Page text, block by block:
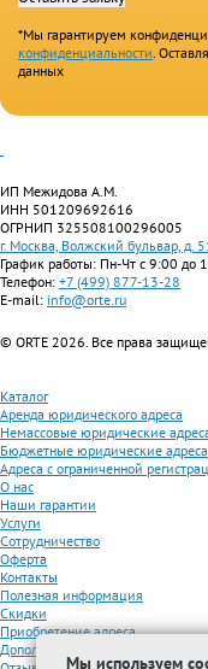
*Мы гарантируем
конфиденциальности.
данных
ИП Межидова А.М.
ИНН 501209692616
ОГРНИП 325508100296005
г. Москва, Волжский бульвар, д.
График работы: Пн-Чт с 9:00 до
Телефон: +7 (499) 877-13-28
E-mail: info@orte.ru
© ORTE 2026. Все права
Каталог
Аренда юридического адреса
Немассовые юридические
Бюджетные юридические адреса
Адреса с ограниченной
О нас
Наши гарантии
Услуги
Сотрудничество
Оферта
Контакты
Полезная информация
Скидки
Приобретение адреса
Дополнительные услуги
Мы используем